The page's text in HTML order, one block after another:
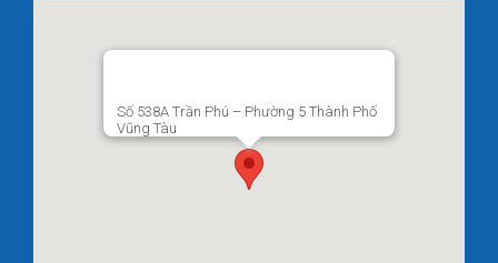
Số 538A Trần Phú – Phường 5 Thành Phố
Vũng Tàu